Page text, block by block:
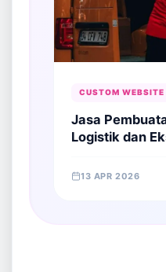
CUSTOM WEBSITE
Jasa
Logistik dan
13 APR 2026